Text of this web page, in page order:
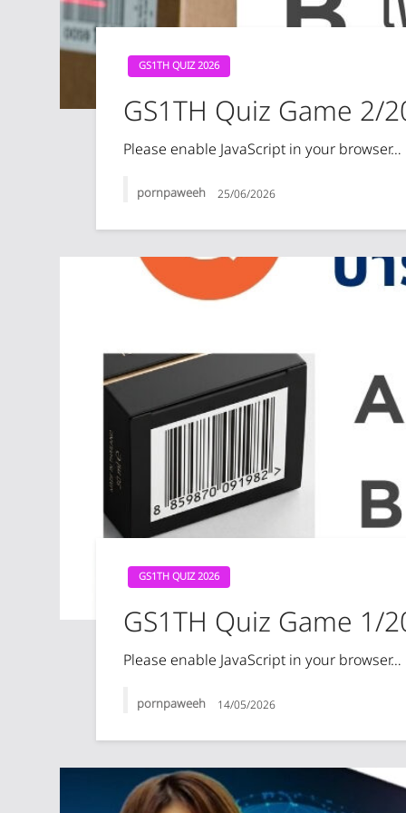
GS1TH QUIZ 2026
GS1TH Quiz Game 2/
Please enable JavaScript in your browser…
pornpaweeh 25/06/2026
GS1TH QUIZ 2026
GS1TH Quiz Game 1/
Please enable JavaScript in your browser…
pornpaweeh 14/05/2026